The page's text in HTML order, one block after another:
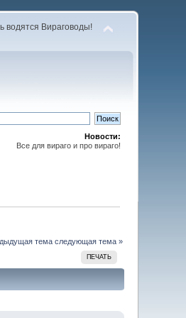
водятся Вираговоды!
Новости:
Все для вираго и про вираго!
тема следующая тема »
ПЕЧАТЬ